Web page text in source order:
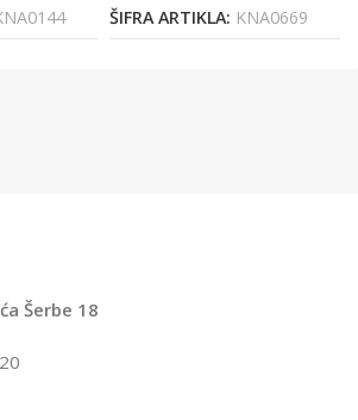
ŠIFRA ARTIKLA: KNA0669
Šerbe 18